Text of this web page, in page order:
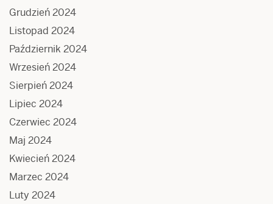
Grudzień 2024
Listopad 2024
Październik 2024
Wrzesień 2024
Sierpień 2024
Lipiec 2024
Czerwiec 2024
Maj 2024
Kwiecień 2024
Marzec 2024
Luty 2024